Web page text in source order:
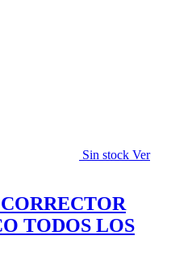
Sin stock Ver
TODOS LOS